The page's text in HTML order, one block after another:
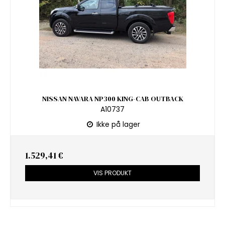
NISSAN NAVARA NP300 KING-CAB OUTBACK
A10737
Ikke på lager
1.529,41 €
VIS PRODUKT